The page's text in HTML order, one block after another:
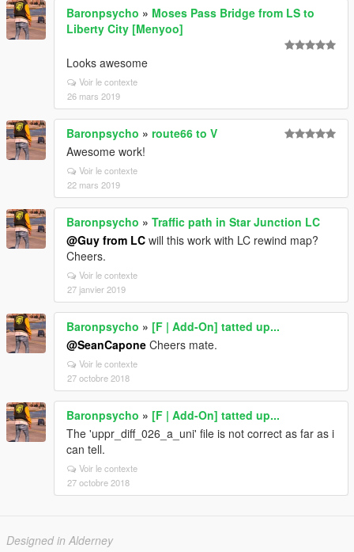
Baronpsycho » Moses Pass Bridge from LS to
Liberty City [Menyoo]
Looks awesome
Voir le contexte
26 mars 2019
Baronpsycho » route66 to V
Awesome work!
Voir le contexte
22 mars 2019
Baronpsycho » Traffic path in Star Junction LC
@Guy from LC will this work with LC rewind map?
Cheers.
Voir le contexte
27 janvier 2019
Baronpsycho » [F | Add-On] tatted up...
@SeanCapone Cheers mate.
Voir le contexte
27 octobre 2018
Baronpsycho » [F | Add-On] tatted up...
The 'uppr_diff_026_a_uni' file is not correct as far as i
can tell.
Voir le contexte
27 octobre 2018
Designed in Alderney